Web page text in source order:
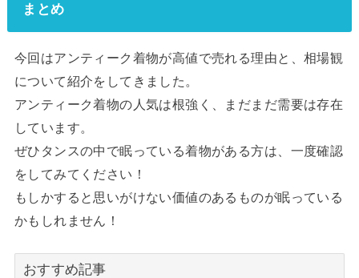
まとめ
今回はアンティーク着物が高値で売れる理由と、相場観
について紹介をしてきました。
アンティーク着物の人気は根強く、まだまだ需要は存在
しています。
ぜひタンスの中で眠っている着物がある方は、一度確認
をしてみてください！
もしかすると思いがけない価値のあるものが眠っている
かもしれません！
おすすめ記事